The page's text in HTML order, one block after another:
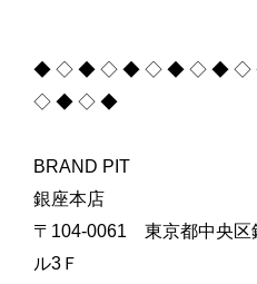
◆ ◇ ◆ ◇ ◆ ◇ ◆ ◇ ◆
◇ ◆ ◇ ◆
BRAND PIT
銀座本店
〒104-0061 東京都中央
ル3Ｆ